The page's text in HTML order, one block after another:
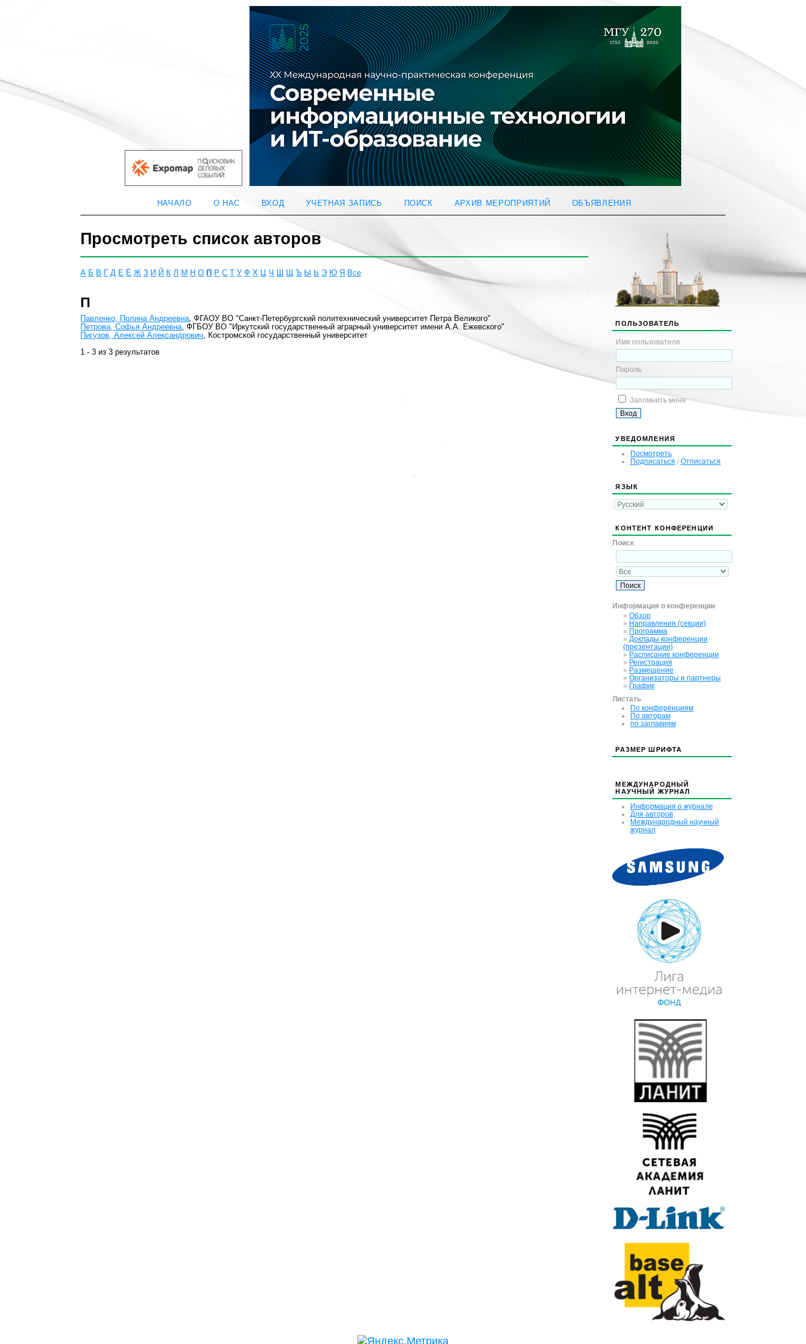
ПОЛЬЗОВАТЕЛЬ
Имя пользователя
Пароль
Запомнить меня
УВЕДОМЛЕНИЯ
Посмотреть
Подписаться / Отписаться
ЯЗЫК
КОНТЕНТ КОНФЕРЕНЦИИ
Поиск
Информация о конференции
» Обзор
» Направления (секции)
» Программа
» Доклады конференции
(презентации)
» Расписание конференции
» Регистрация
» Размещение
» Организаторы и партнеры
» График
Листать
По конференциям
По авторам
по заглавиям
РАЗМЕР ШРИФТА
МЕЖДУНАРОДНЫЙ
НАУЧНЫЙ ЖУРНАЛ
Информация о журнале
Для авторов
Международный научный
журнал
НАЧАЛО О НАС ВХОД УЧЕТНАЯ ЗАПИСЬ ПОИСК АРХИВ МЕРОПРИЯТИЙ ОБЪЯВЛЕНИЯ
Просмотреть список авторов
А Б В Г Д Е Ё Ж З И Й К Л М Н О П Р С Т У Ф Х Ц Ч Ш Щ Ъ Ы Ь Э Ю Я Все
П
Павленко, Полина Андреевна, ФГАОУ ВО "Санкт-Петербургский политехнический университет Петра Великого"
Петрова, Софья Андреевна, ФГБОУ ВО "Иркутский государственный аграрный университет имени А.А. Ежевского"
Пигузов, Алексей Александрович, Костромской государственный университет
1 - 3 из 3 результатов